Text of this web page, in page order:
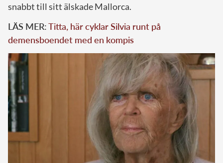
snabbt till sitt älskade Mallorca.
LÄS MER:Titta, här cyklar Silvia runt på
demensboendet med en kompis